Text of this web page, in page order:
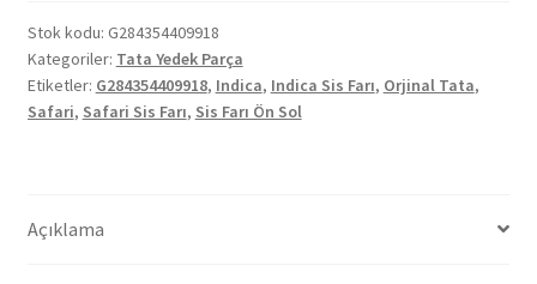
Sis
Farı
Ön
Sol
Stok kodu: G284354409918
Kategoriler: Tata Yedek Parça
Etiketler: G284354409918, Indica, Indica Sis Farı, Orjinal Tata,
Safari, Safari Sis Farı, Sis Farı Ön Sol
Açıklama